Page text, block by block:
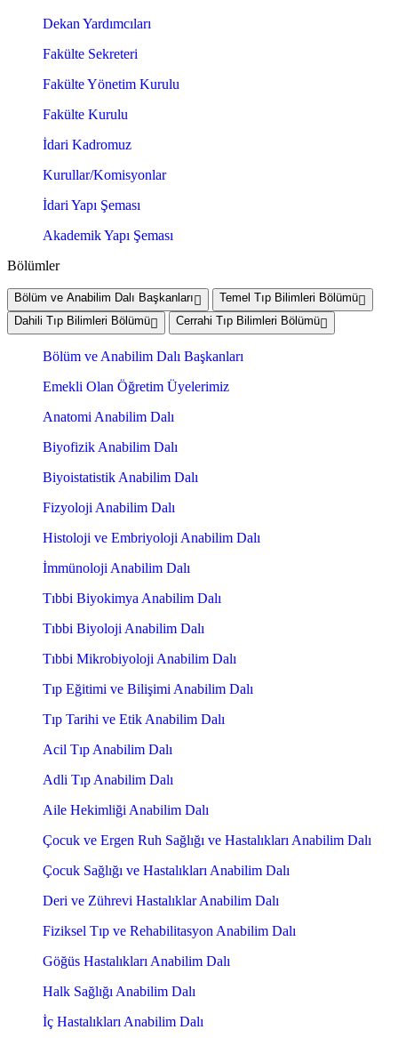
Dekan Yardımcıları
Fakülte Sekreteri
Fakülte Yönetim Kurulu
Fakülte Kurulu
İdari Kadromuz
Kurullar/Komisyonlar
İdari Yapı Şeması
Akademik Yapı Şeması
Bölümler
Bölüm ve Anabilim Dalı Başkanları
Temel Tıp Bilimleri Bölümü
Dahili Tıp Bilimleri Bölümü
Cerrahi Tıp Bilimleri Bölümü
Bölüm ve Anabilim Dalı Başkanları
Emekli Olan Öğretim Üyelerimiz
Anatomi Anabilim Dalı
Biyofizik Anabilim Dalı
Biyoistatistik Anabilim Dalı
Fizyoloji Anabilim Dalı
Histoloji ve Embriyoloji Anabilim Dalı
İmmünoloji Anabilim Dalı
Tıbbi Biyokimya Anabilim Dalı
Tıbbi Biyoloji Anabilim Dalı
Tıbbi Mikrobiyoloji Anabilim Dalı
Tıp Eğitimi ve Bilişimi Anabilim Dalı
Tıp Tarihi ve Etik Anabilim Dalı
Acil Tıp Anabilim Dalı
Adli Tıp Anabilim Dalı
Aile Hekimliği Anabilim Dalı
Çocuk ve Ergen Ruh Sağlığı ve Hastalıkları Anabilim Dalı
Çocuk Sağlığı ve Hastalıkları Anabilim Dalı
Deri ve Zührevi Hastalıklar Anabilim Dalı
Fiziksel Tıp ve Rehabilitasyon Anabilim Dalı
Göğüs Hastalıkları Anabilim Dalı
Halk Sağlığı Anabilim Dalı
İç Hastalıkları Anabilim Dalı